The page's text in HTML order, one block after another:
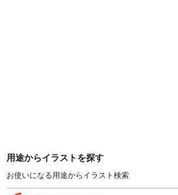
用途からイラストを探す
お使いになる用途からイラスト検索